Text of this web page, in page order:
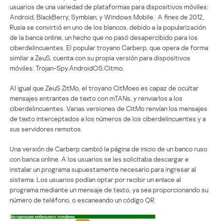
usuarios de una variedad de plataformas para dispositivos móviles:
Android, BlackBerry, Symbian, y Windows Mobile. A fines de 2012,
Rusia se convirtió en uno de los blancos, debido a la popularización
de la banca online, un hecho que no pasó desapercibido para los
ciberdelincuentes. El popular troyano Carberp, que opera de forma
similar a ZeuS, cuenta con su propia versión para dispositivos
móviles: Trojan-Spy.AndroidOS.Citmo.
Al igual que ZeuS ZitMo, el troyano CitMoes es capaz de ocultar
mensajes entrantes de texto con mTANs, y renviarlos a los
ciberdelincuentes. Varias versiones de CitMo renvían los mensajes
de texto interceptados a los números de los ciberdelincuentes y a
sus servidores remotos.
Una versión de Carberp cambió la página de inicio de un banco ruso
con banca online. A los usuarios se les solicitaba descargar e
instalar un programa supuestamente necesario para ingresar al
sistema. Los usuarios podían optar por recibir un enlace al
programa mediante un mensaje de texto, ya sea proporcionando su
número de teléfono, o escaneando un código QR.